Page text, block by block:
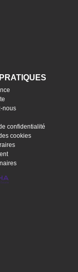
nous
confidentialité
cookies